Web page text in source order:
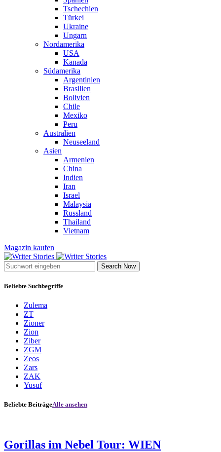
Tschechien
Türkei
Ukraine
Ungarn
Nordamerika
USA
Kanada
Südamerika
Argentinien
Brasilien
Bolivien
Chile
Mexiko
Peru
Australien
Neuseeland
Asien
Armenien
China
Indien
Iran
Israel
Malaysia
Russland
Thailand
Vietnam
Magazin kaufen
Search Now
Beliebte Suchbegriffe
Zulema
ZT
Zioner
Zion
Ziber
ZGM
Zeos
Zars
ZAK
Yusuf
Beliebte BeiträgeAlle ansehen
Gorillas im Nebel Tour: WIEN